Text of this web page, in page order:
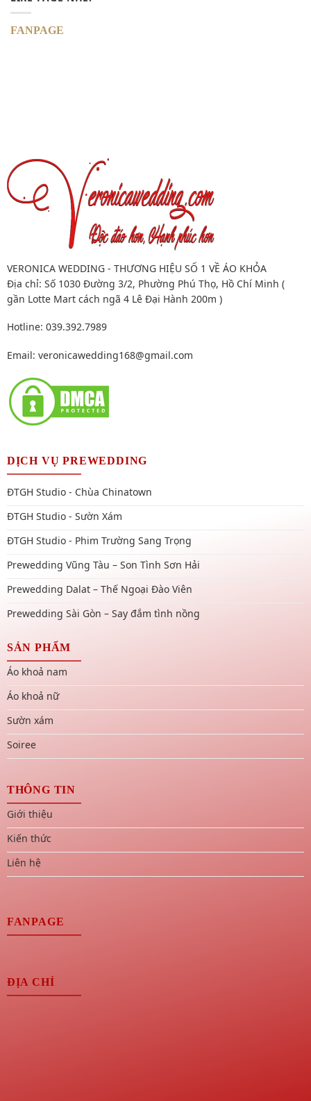
FANPAGE
VERONICA WEDDING - THƯƠNG HIỆU SỐ 1 VỀ ÁO KHỎA
Địa chỉ: Số 1030 Đường 3/2, Phường Phú Thọ, Hồ Chí Minh (
gần Lotte Mart cách ngã 4 Lê Đại Hành 200m )
Hotline: 039.392.7989
Email: veronicawedding168@gmail.com
DỊCH VỤ PREWEDDING
ĐTGH Studio - Chùa Chinatown
ĐTGH Studio - Sườn Xám
ĐTGH Studio - Phim Trường Sang Trọng
Prewedding Vũng Tàu – Son Tình Sơn Hải
Prewedding Dalat – Thế Ngoại Đào Viên
Prewedding Sài Gòn – Say đắm tình nồng
SẢN PHẨM
Áo khoả nam
Áo khoả nữ
Sườn xám
Soiree
THÔNG TIN
Giới thiệu
Kiến thức
Liên hệ
FANPAGE
ĐỊA CHỈ